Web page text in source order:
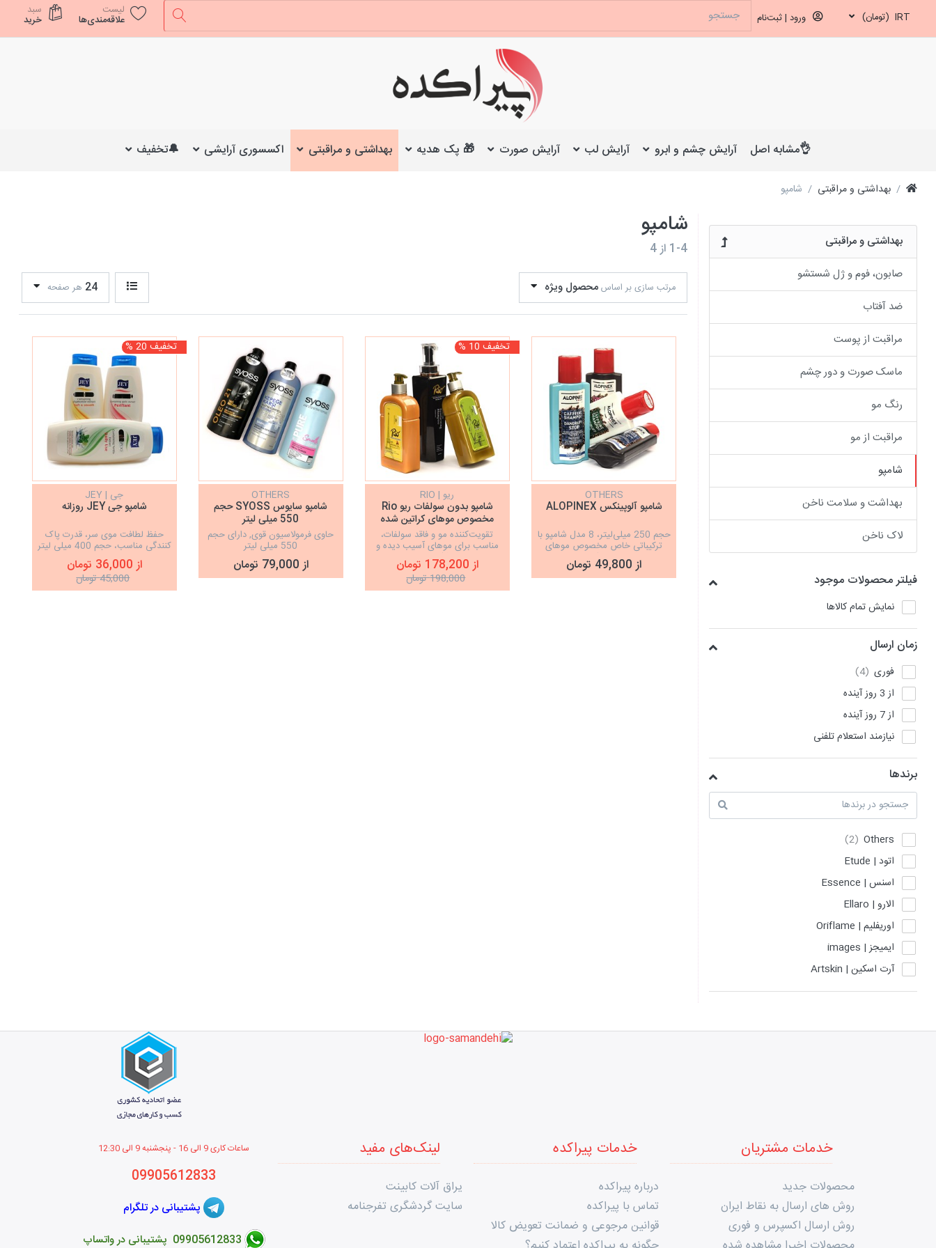
IRT (تومان) ورود | ثبت‌نام
لیست
علاقه‌مندی‌ها
سبد
خرید
👌مشابه اصل آرایش چشم و ابرو آرایش لب آرایش صورت 🎁 پک هدیه بهداشتی و مراقبتی اکسسوری آرایشی 🔔تخفیف
بهداشتی و مراقبتی شامپو
بهداشتی و مراقبتی
صابون، فوم و ژل شستشو
ضد آفتاب
مراقبت از پوست
ماسک صورت و دور چشم
رنگ مو
مراقبت از مو
شامپو
بهداشت و سلامت ناخن
لاک ناخن
فیلتر محصولات موجود
نمایش تمام کالاها
زمان ارسال
فوری
از 3 روز آینده
از 7 روز آینده
نیازمند استعلام تلفنی
برندها
Others
اتود | Etude
اسنس | Essence
الارو | Ellaro
اوریفلیم | Oriflame
ایمیجز | images
آرت اسکین | Artskin
آمبرلا | Umbrella
شامپو
1-4 از4
مرتب سازی بر اساسمحصول ویژه 24 هر صفحه
OTHERS
شامپو آلوپینکس ALOPINEX
حجم 250 میلی‌لیتر، 8 مدل شامپو با
ترکیباتی خاص مخصوص موهای
معمولی، خشک و چرب
از 49,800 تومان
تخفیف 10 %
ریو | RIO
شامپو بدون سولفات ریو Rio
مخصوص موهای کراتین شده
تقویت‌کننده مو و فاقد سولفات،
مناسب برای موهای آسیب دیده و
شکننده از 178,200 تومان
198,000 تومان
OTHERS
شامپو سایوس SYOSS حجم
550 میلی لیتر
حاوی فرمولاسیون قوی, دارای حجم
550 میلی لیتر
از 79,000 تومان
تخفیف 20 %
جی | JEY
شامپو جی JEY روزانه
حفظ لطافت موی سر، قدرت پاک
کنندگی مناسب، حجم 400 میلی لیتر
از 36,000 تومان
45,000 تومان
خدمات مشتریان
محصولات جدید
روش های ارسال به نقاط ایران
روش ارسال اکسپرس و فوری
خدمات پیراکده
درباره پیراکده
تماس با پیراکده
قوانین مرجوعی و ضمانت تعویض کالا
لینک‌های مفید
یراق آلات کابینت
سایت گردشگری تفرجنامه
ساعات کاری 9 الی 16 - پنجشنبه 9 الی 12 :30
09905612833
پشتیبانی در تلگرام
09905612833 پشتیبانی در واتساپ